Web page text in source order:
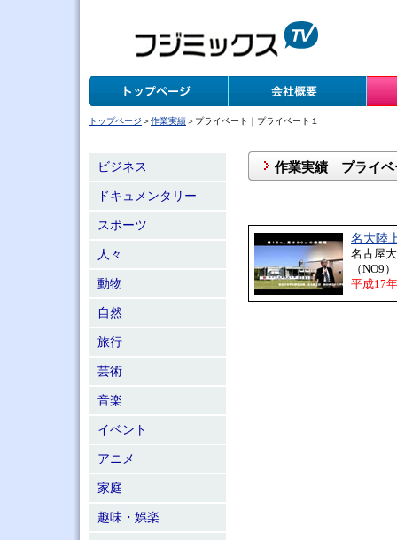
トップページ ＞作業実績＞プライベート｜プライベート１
ビジネス
ドキュメンタリー
スポーツ
人々
動物
自然
旅行
芸術
音楽
イベント
アニメ
家庭
趣味・娯楽
作業実績 プライベ
名大陸
名古屋
（NO9）
平成17